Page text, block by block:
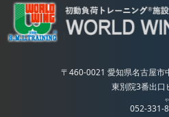
〒460-0021 愛知県名古屋市
東別院3番出口
052-331-